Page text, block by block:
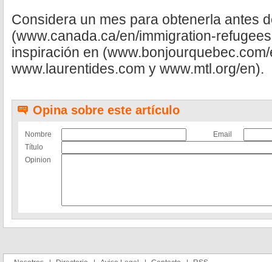
Considera un mes para obtenerla antes
(www.canada.ca/en/immigration-
inspiración en
www.laurentides.com y www.mtl.org/en).
Opina sobre este artículo
Nombre
Email
Título
Opinion